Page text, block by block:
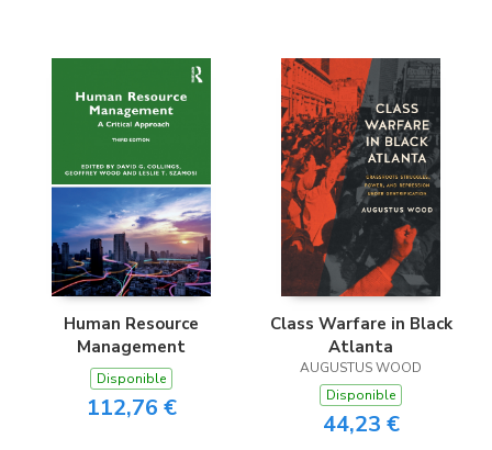
Human Resource
Management
Disponible
112,76 €
Class Warfare in Black
Atlanta
AUGUSTUS WOOD
Disponible
44,23 €